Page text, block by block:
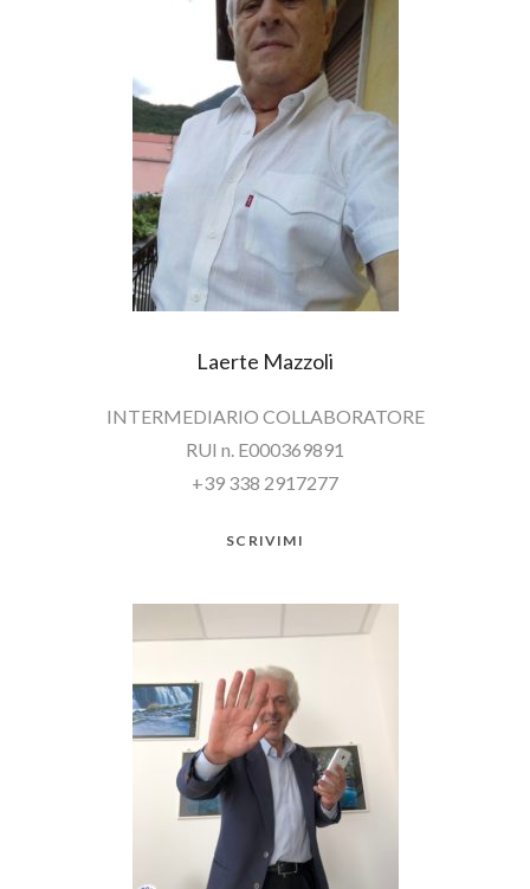
Laerte Mazzoli
INTERMEDIARIO COLLABORATORE
RUI n. E000369891
+39 338 2917277
SCRIVIMI